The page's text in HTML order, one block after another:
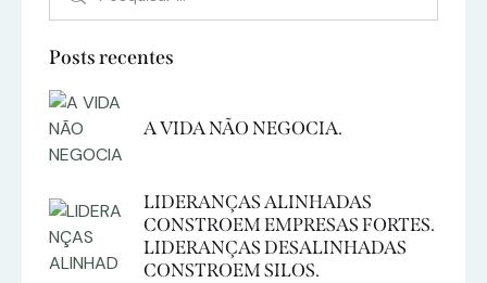
Posts recentes
A VIDA NÃO NEGOCIA.
LIDERANÇAS ALINHADAS
CONSTROEM EMPRESAS FORTES.
LIDERANÇAS DESALINHADAS
CONSTROEM SILOS.